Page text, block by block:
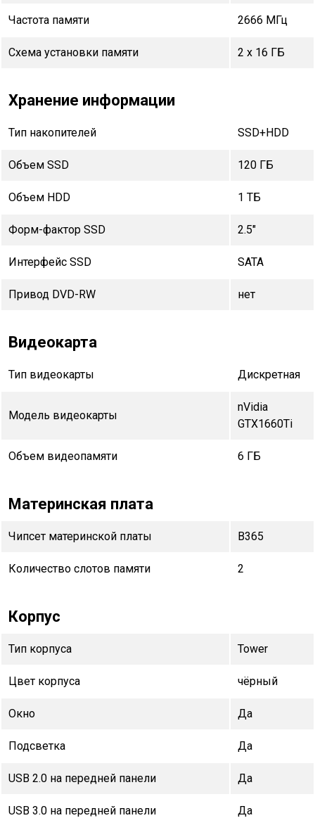
Частота памяти 2666 МГц
Схема установки памяти 2 x 16 ГБ
Хранение информации
Тип накопителей SSD+HDD
Объем SSD 120 ГБ
Объем HDD 1 TБ
Форм-фактор SSD 2.5"
Интерфейс SSD SATA
Привод DVD-RW нет
Видеокарта
Тип видеокарты Дискретная
Модель видеокарты
nVidia
GTX1660Ti
Объем видеопамяти 6 ГБ
Материнская плата
Чипсет материнской платы B365
Количество слотов памяти 2
Корпус
Тип корпуса Tower
Цвет корпуса чёрный
Окно Да
Подсветка Да
USB 2.0 на передней панели Да
USB 3.0 на передней панели Да